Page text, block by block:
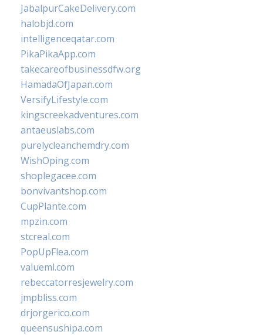
JabalpurCakeDelivery.com
halobjd.com
intelligenceqatar.com
PikaPikaApp.com
takecareofbusinessdfw.org
HamadaOfJapan.com
VersifyLifestyle.com
kingscreekadventures.com
antaeuslabs.com
purelycleanchemdry.com
WishOping.com
shoplegacee.com
bonvivantshop.com
CupPlante.com
mpzin.com
stcreal.com
PopUpFlea.com
valueml.com
rebeccatorresjewelry.com
jmpbliss.com
drjorgerico.com
queensushipa.com